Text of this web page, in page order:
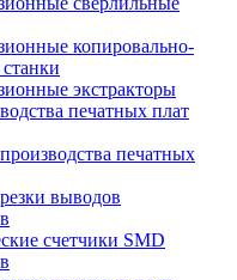
копировально-
экстракторы
печатных плат
печатных
выводов
счетчики SMD